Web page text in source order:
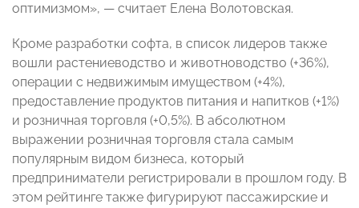
оптимизмом», — считает Елена Волотовская.
Кроме разработки софта, в список лидеров также
вошли растениеводство и животноводство (+36%),
операции с недвижимым имуществом (+4%),
предоставление продуктов питания и напитков (+1%)
и розничная торговля (+0,5%). В абсолютном
выражении розничная торговля стала самым
популярным видом бизнеса, который
предприниматели регистрировали в прошлом году. В
этом рейтинге также фигурируют пассажирские и